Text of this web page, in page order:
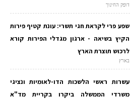
דופק החינוך
שפע פרי לקראת חגי תשרי: עונת קטיף פירות
הקיץ בשיאה - ארגון מגדלי הפירות קורא
לרכוש תוצרת הארץ
בארץ
עשרות ראשי הלשכות הדו-לאומיות ונציגי
משרדי הממשלה ביקרו בקריית מד"א